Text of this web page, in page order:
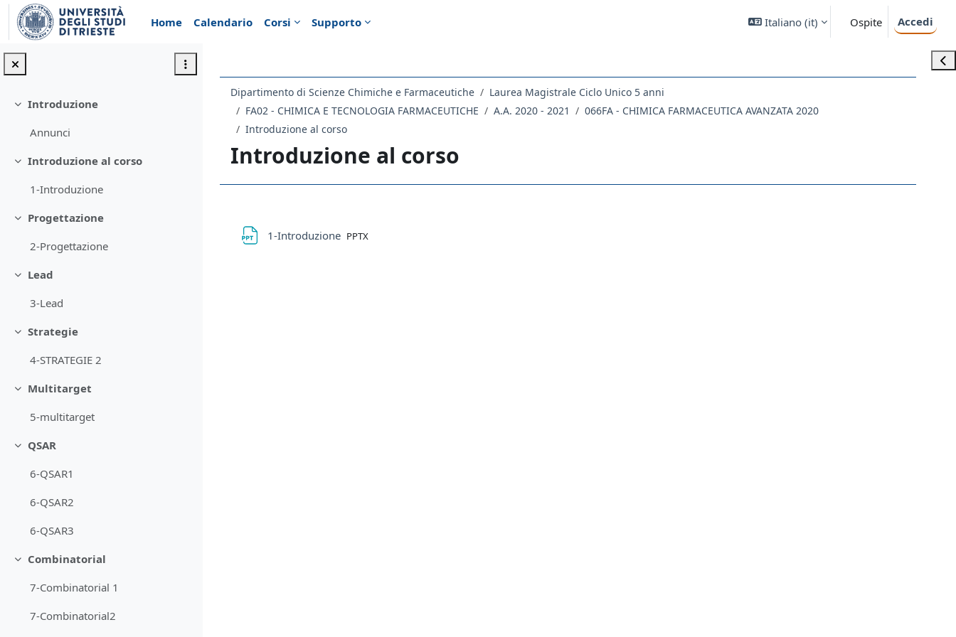
Vai al contenuto principale
Home
Calendario Corsi Supporto Italiano ‎(it)‎ Ospite Accedi
Minimizza
Introduzione
Annunci
Minimizza
Introduzione al corso
1-Introduzione
Minimizza
Progettazione
2-Progettazione
Minimizza
Lead
3-Lead
Minimizza
Strategie
4-STRATEGIE 2
Minimizza
Multitarget
5-multitarget
Minimizza
QSAR
6-QSAR1
6-QSAR2
6-QSAR3
Minimizza
Combinatorial
7-Combinatorial 1
7-Combinatorial2
Dipartimento di Scienze Chimiche e Farmaceutiche
Laurea Magistrale Ciclo Unico 5 anni
FA02 - CHIMICA E TECNOLOGIA FARMACEUTICHE
A.A. 2020 - 2021
066FA - CHIMICA FARMACEUTICA AVANZATA 2020
Introduzione al corso
Introduzione al corso
1-Introduzione File
PPTX